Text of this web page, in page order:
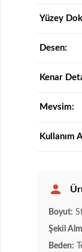
Yüzey
Desen:
Kenar
Mevsim:
Kullanım
Boyut:
Şekil
Beden: